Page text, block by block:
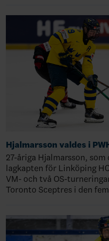
Hjalmarsson valdes i
27-åriga Hjalmarsson,
lagkapten för Linköping
VM- och två OS-
Toronto Sceptres i den